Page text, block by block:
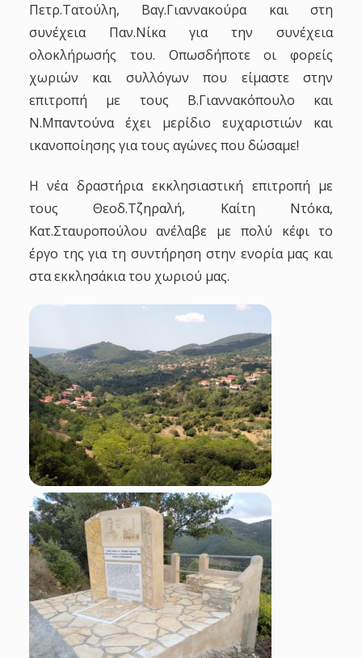
Πετρ.Τατούλη, Βαγ.Γιαννακούρα και στη
συνέχεια Παν.Νίκα για την συνέχεια
ολοκλήρωσής του. Οπωσδήποτε οι φορείς
χωριών και συλλόγων που είμαστε στην
επιτροπή με τους Β.Γιαννακόπουλο και
Ν.Μπαντούνα έχει μερίδιο ευχαριστιών και
ικανοποίησης για τους αγώνες που δώσαμε!
Η νέα δραστήρια εκκλησιαστική επιτροπή με
τους Θεοδ.Τζηραλή, Καίτη Ντόκα,
Κατ.Σταυροπούλου ανέλαβε με πολύ κέφι το
έργο της για τη συντήρηση στην ενορία μας και
στα εκκλησάκια του χωριού μας.